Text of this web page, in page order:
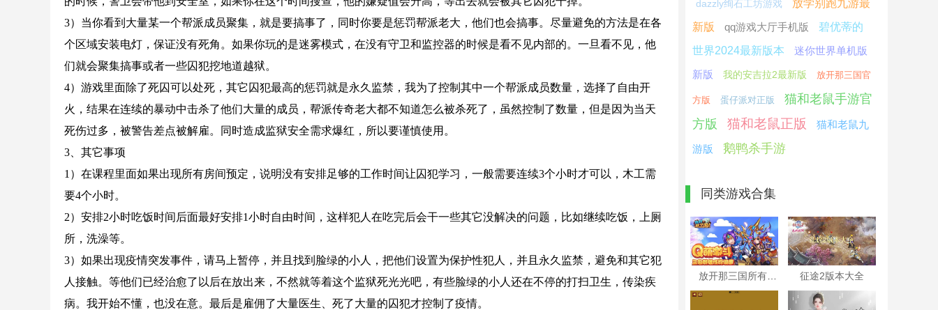
3）当你看到大量某一个帮派成员聚集，就是要搞事了，同时你要是惩罚帮派老大，他们也会搞事。尽量避免的方法是在各
个区域安装电灯，保证没有死角。如果你玩的是迷雾模式，在没有守卫和监控器的时候是看不见内部的。一旦看不见，他
们就会聚集搞事或者一些囚犯挖地道越狱。
4）游戏里面除了死囚可以处死，其它囚犯最高的惩罚就是永久监禁，我为了控制其中一个帮派成员数量，选择了自由开
火，结果在连续的暴动中击杀了他们大量的成员，帮派传奇老大都不知道怎么被杀死了，虽然控制了数量，但是因为当天
死伤过多，被警告差点被解雇。同时造成监狱安全需求爆红，所以要谨慎使用。
3、其它事项
1）在课程里面如果出现所有房间预定，说明没有安排足够的工作时间让囚犯学习，一般需要连续3个小时才可以，木工需
要4个小时。
2）安排2小时吃饭时间后面最好安排1小时自由时间，这样犯人在吃完后会干一些其它没解决的问题，比如继续吃饭，上厕
所，洗澡等。
3）如果出现疫情突发事件，请马上暂停，并且找到脸绿的小人，把他们设置为保护性犯人，并且永久监禁，避免和其它犯
人接触。等他们已经治愈了以后在放出来，不然就等着这个监狱死光光吧，有些脸绿的小人还在不停的打扫卫生，传染疾
病。我开始不懂，也没在意。最后是雇佣了大量医生、死了大量的囚犯才控制了疫情。
dazzly绚石工坊游戏
放学别跑九游最
新版
qq游戏大厅手机版
碧优蒂的
世界2024最新版本
迷你世界单机版
新版
我的安吉拉2最新版 放开那三国官
方版 蛋仔派对正版
猫和老鼠手游官
方版
猫和老鼠正版 猫和老鼠九
游版 鹅鸭杀手游
同类游戏合集
征途2版本大全